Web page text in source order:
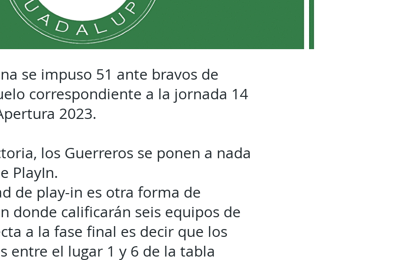
se impuso 51 ante bravos de
correspondiente a la jornada 14
2023.
los Guerreros se ponen a nada
PlayIn.
de play-in es otra forma de
donde calificarán seis equipos de
a la fase final es decir que los
entre el lugar 1 y 6 de la tabla